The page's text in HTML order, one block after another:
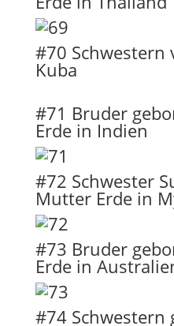
#70 Schwestern
Kuba
#71 Bruder
Erde in Indien
#72 Schwester
Mutter Erde in
#73 Bruder
Erde in
#74 Schwestern